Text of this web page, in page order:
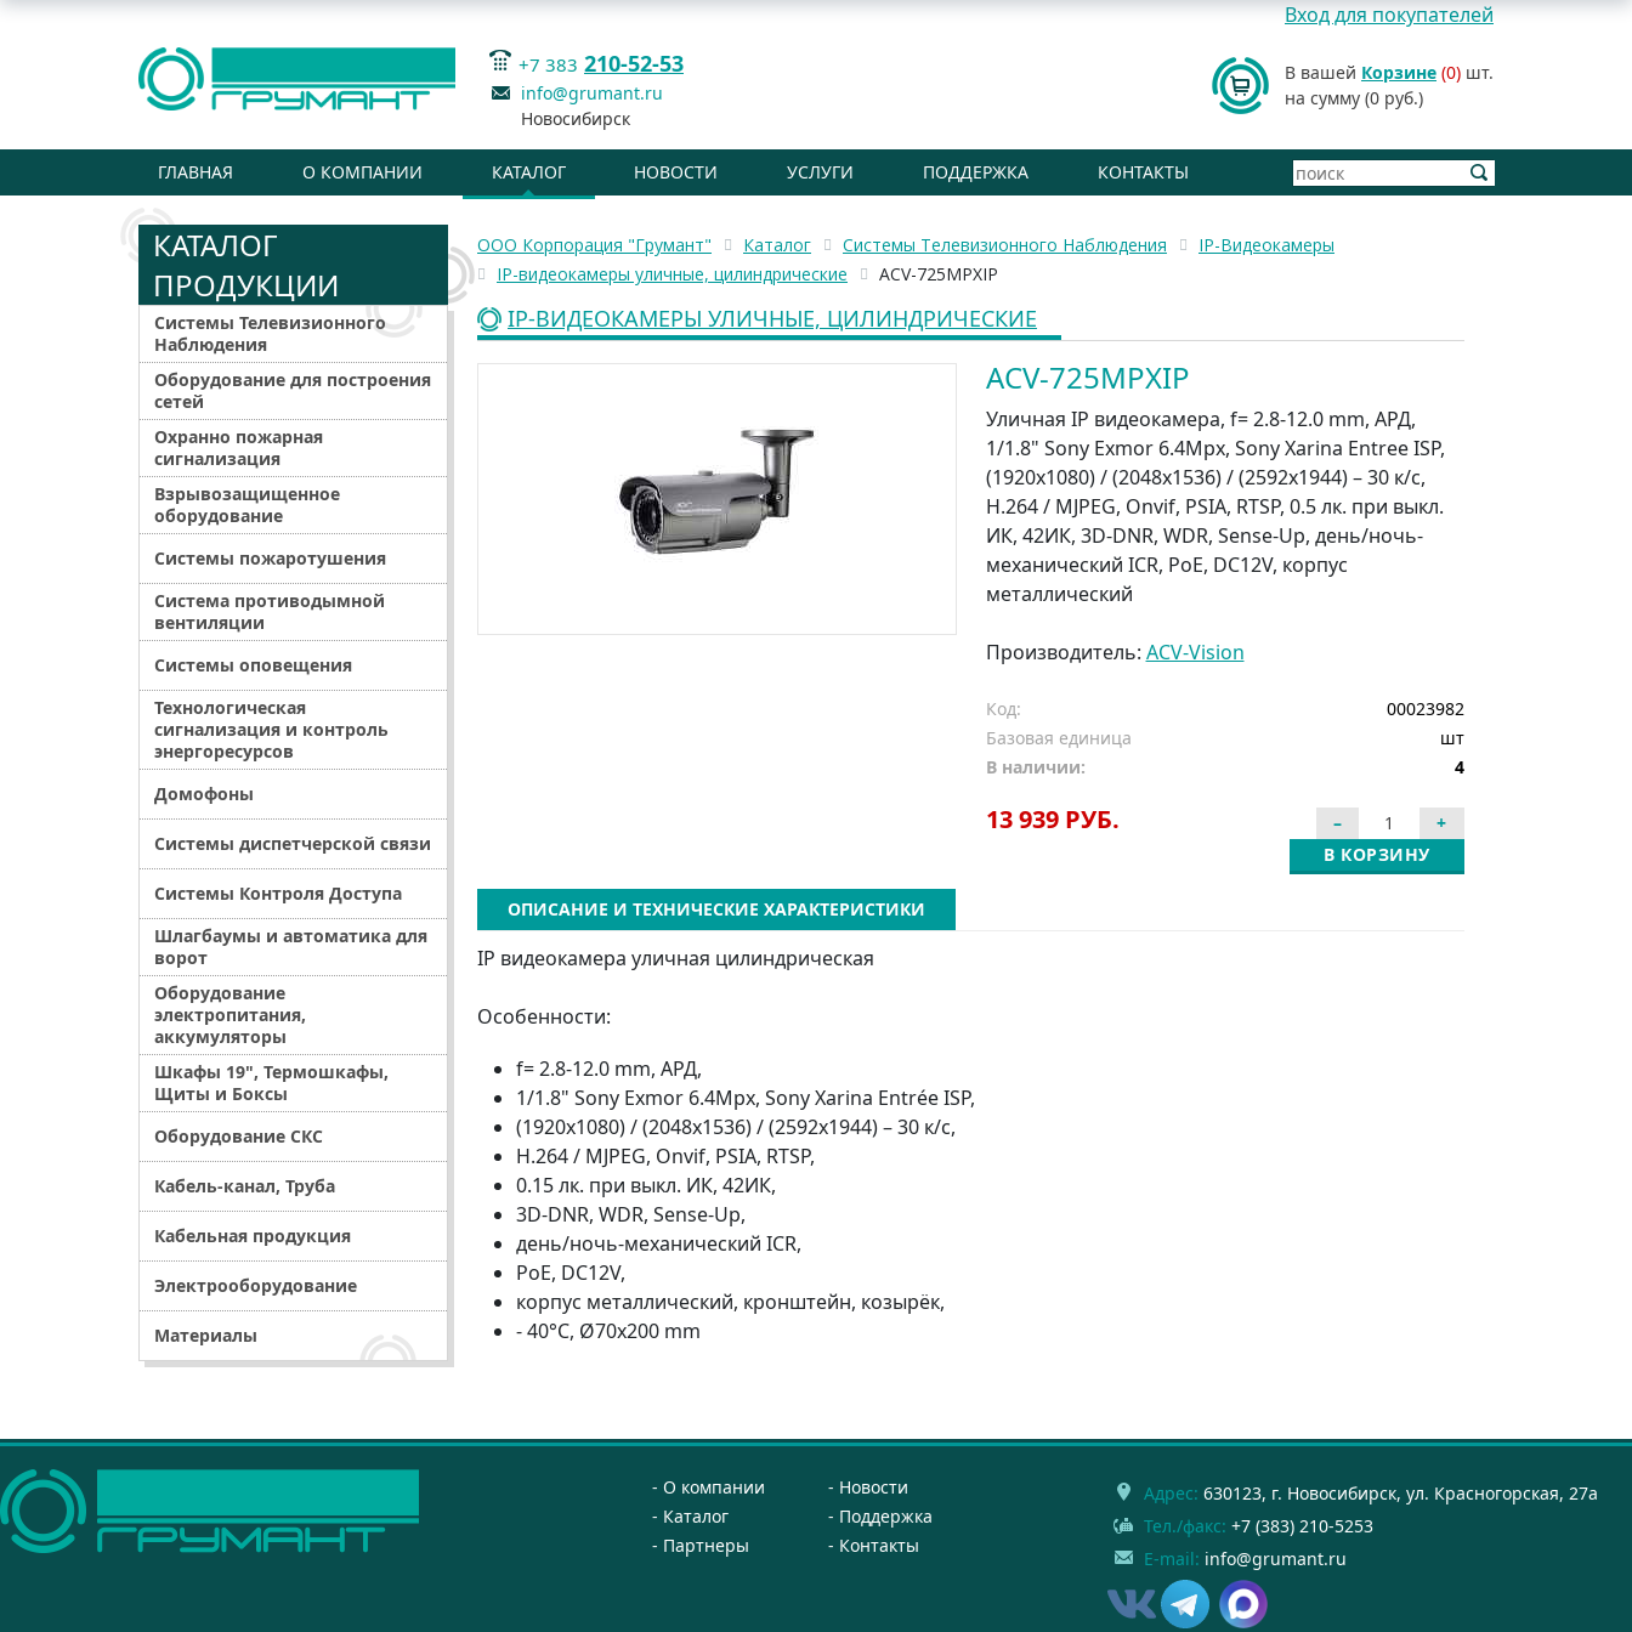
Вход для покупателей
+7 383 210-52-53
info@grumant.ru
Новосибирск
В вашей Корзине (0) шт.
на сумму (0 руб.)
ГЛАВНАЯ О КОМПАНИИ КАТАЛОГ НОВОСТИ УСЛУГИ ПОДДЕРЖКА КОНТАКТЫ
КАТАЛОГ
ПРОДУКЦИИ
Системы Телевизионного
Наблюдения
Оборудование для построения
сетей
Охранно пожарная
сигнализация
Взрывозащищенное
оборудование
Системы пожаротушения
Система противодымной
вентиляции
Системы оповещения
Технологическая
сигнализация и контроль
энергоресурсов
Домофоны
Системы диспетчерской связи
Системы Контроля Доступа
Шлагбаумы и автоматика для
ворот
Оборудование
электропитания,
аккумуляторы
Шкафы 19", Термошкафы,
Щиты и Боксы
Оборудование СКС
Кабель-канал, Труба
Кабельная продукция
Электрооборудование
Материалы
ООО Корпорация "Грумант" Каталог Системы Телевизионного Наблюдения
IP-Видеокамеры
IP-видеокамеры уличные, цилиндрические
ACV-725MPXIP
IP-ВИДЕОКАМЕРЫ УЛИЧНЫЕ, ЦИЛИНДРИЧЕСКИЕ
ACV-725MPXIP
Уличная IP видеокамера, f= 2.8-12.0 mm, АРД,
1/1.8" Sony Exmor 6.4Mpx, Sony Xarina Entree ISP,
(1920x1080) / (2048x1536) / (2592х1944) – 30 к/с,
H.264 / MJPEG, Onvif, PSIA, RTSP, 0.5 лк. при выкл.
ИК, 42ИК, 3D-DNR, WDR, Sense-Up, день/ночь-
механический ICR, PoE, DC12V, корпус
металлический
Производитель: ACV-Vision
Код:
00023982
Базовая единица
шт
В наличии:
4
13 939 РУБ.
В КОРЗИНУ
ОПИСАНИЕ И ТЕХНИЧЕСКИЕ ХАРАКТЕРИСТИКИ
IP видеокамера уличная цилиндрическая
Особенности:
f= 2.8-12.0 mm, АРД,
1/1.8" Sony Exmor 6.4Mpx, Sony Xarina Entrée ISP,
(1920x1080) / (2048x1536) / (2592х1944) – 30 к/с,
H.264 / MJPEG, Onvif, PSIA, RTSP,
0.15 лк. при выкл. ИК, 42ИК,
3D-DNR, WDR, Sense-Up,
день/ночь-механический ICR,
PoE, DC12V,
корпус металлический, кронштейн, козырёк,
- 40°С, Ø70х200 mm
О компании
Новости
Каталог
Поддержка
Партнеры
Контакты
Адрес: 630123, г. Новосибирск, ул. Красногорская, 27а
Тел./факс: +7 (383) 210-5253
E-mail: info@grumant.ru